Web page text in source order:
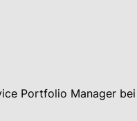
Portfolio Manager